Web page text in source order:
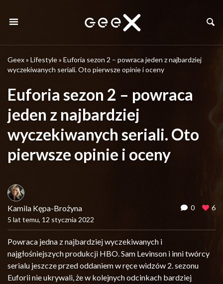
Geex» Lifestyle» Euforia sezon 2 – powraca jeden z najbardziej
wyczekiwanych seriali. Oto pierwsze opinie i oceny
Euforia sezon 2 – powraca
jeden z najbardziej
wyczekiwanych seriali. Oto
pierwsze opinie i oceny
Kamila Kępa-Brożyna
5 lat temu, 12 stycznia 2022
0 6
Powraca jedna z najbardziej wyczekiwanych i
najgłośniejszych produkcji HBO. Sam Levinson i inni twórcy
serialu jeszcze przed oddaniem w ręce widzów 2. sezonu
Euforii nie ukrywali, że w kolejnych odcinkach bardziej